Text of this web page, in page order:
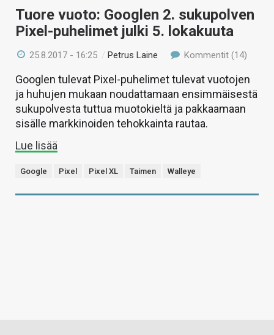
Tuore vuoto: Googlen 2. sukupolven
Pixel-puhelimet julki 5. lokakuuta
25.8.2017 - 16:25 /Petrus Laine Kommentit (14)
Googlen tulevat Pixel-puhelimet tulevat vuotojen
ja huhujen mukaan noudattamaan ensimmäisestä
sukupolvesta tuttua muotokieltä ja pakkaamaan
sisälle markkinoiden tehokkainta rautaa.
Lue lisää
Google Pixel Pixel XL Taimen Walleye